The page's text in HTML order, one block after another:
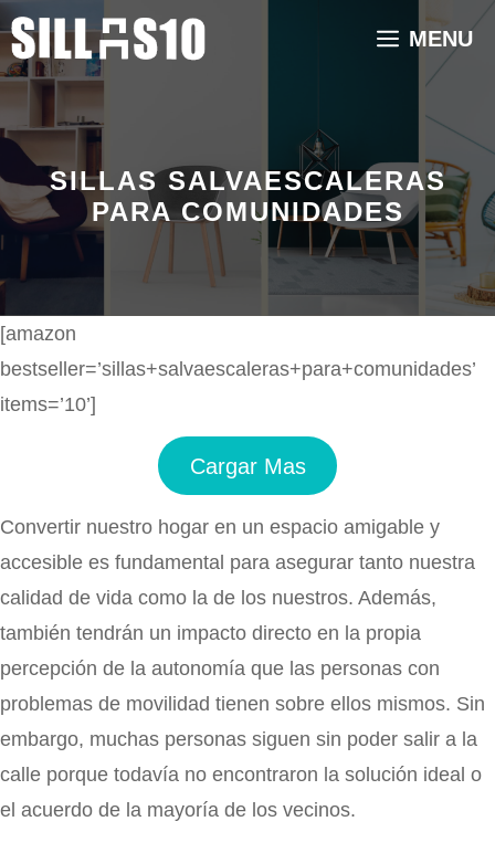
Saltar
al
contenido
MENU
SILLAS SALVAESCALERAS
PARA COMUNIDADES
[amazon
bestseller=’sillas+salvaescaleras+para+comunidades’
items=’10’]
Cargar Mas
Convertir nuestro hogar en un espacio amigable y
accesible es fundamental para asegurar tanto nuestra
calidad de vida como la de los nuestros. Además,
también tendrán un impacto directo en la propia
percepción de la autonomía que las personas con
problemas de movilidad tienen sobre ellos mismos. Sin
embargo, muchas personas siguen sin poder salir a la
calle porque todavía no encontraron la solución ideal o
el acuerdo de la mayoría de los vecinos.